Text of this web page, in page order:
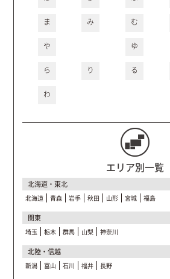
ま み む
や ゆ
ら り る
わ
エリア別一覧
北海道・東北
北海道 青森 岩手 秋田 山形 宮城 福島
関東
埼玉 栃木 群馬 山梨 神奈川
北陸・信越
新潟 富山 石川 福井 長野